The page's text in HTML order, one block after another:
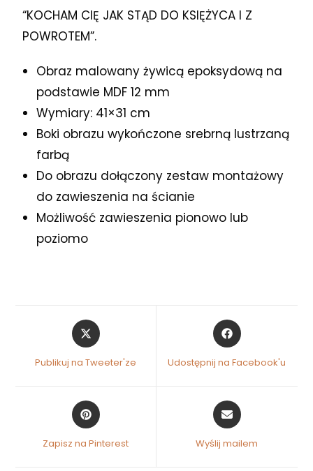
“KOCHAM CIĘ JAK STĄD DO KSIĘŻYCA I Z
POWROTEM”.
Obraz malowany żywicą epoksydową na
podstawie MDF 12 mm
Wymiary: 41×31 cm
Boki obrazu wykończone srebrną lustrzaną
farbą
Do obrazu dołączony zestaw montażowy
do zawieszenia na ścianie
Możliwość zawieszenia pionowo lub
poziomo
Publikuj na Tweeter'ze Udostępnij na Facebook'u
Zapisz na Pinterest Wyślij mailem